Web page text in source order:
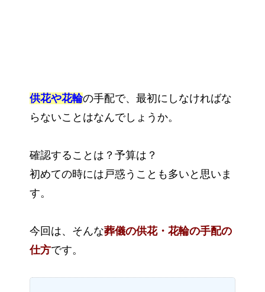
供花や花輪の手配で、最初にしなければな
らないことはなんでしょうか。
確認することは？予算は？
初めての時には戸惑うことも多いと思いま
す。
今回は、そんな葬儀の供花・花輪の手配の
仕方です。